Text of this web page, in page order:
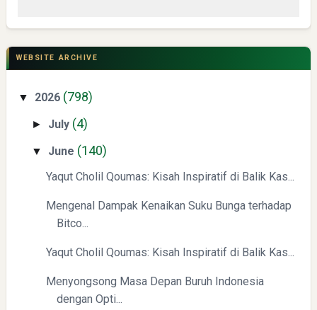
Hasil Panen
Swiss German University Raih Peringkat #1 Global untuk
WEBSITE ARCHIVE
▼ 2026 (798)
► July (4)
▼ June (140)
Yaqut Cholil Qoumas: Kisah Inspiratif di Balik Kas...
Mengenal Dampak Kenaikan Suku Bunga terhadap
Bitco...
Yaqut Cholil Qoumas: Kisah Inspiratif di Balik Kas...
Menyongsong Masa Depan Buruh Indonesia
dengan Opti...